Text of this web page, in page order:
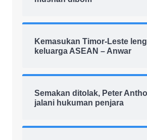
Kemasukan Timor-Leste
keluarga ASEAN – Anwar
Semakan ditolak, Peter
jalani hukuman penjara